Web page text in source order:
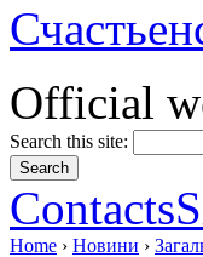
Official
Search this site:
Contacts
Home › Новини ›